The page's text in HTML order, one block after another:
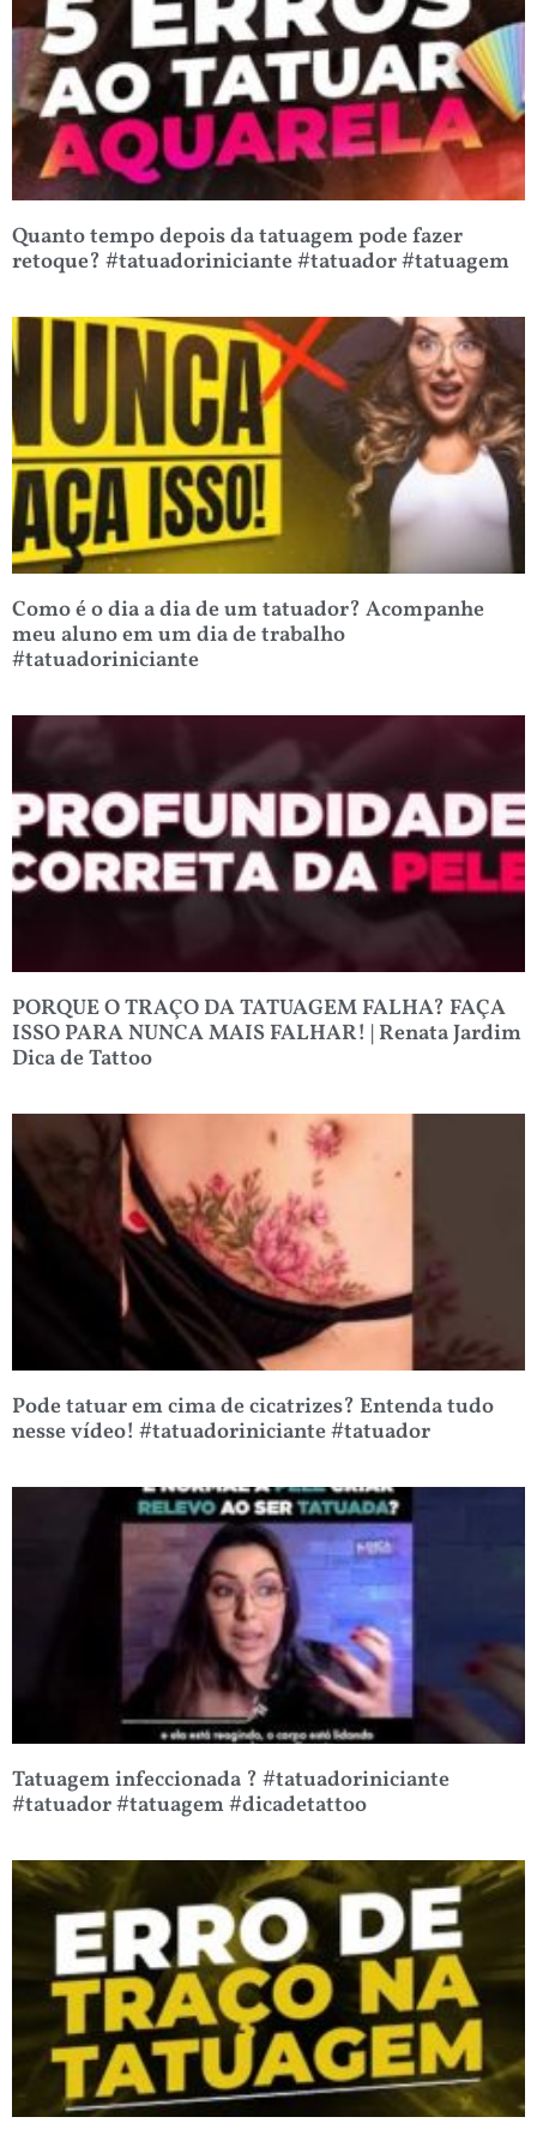
Quanto tempo depois da tatuagem pode fazer
retoque? #tatuadoriniciante #tatuador #tatuagem
Como é o dia a dia de um tatuador? Acompanhe
meu aluno em um dia de trabalho
#tatuadoriniciante
PORQUE O TRAÇO DA TATUAGEM FALHA? FAÇA
ISSO PARA NUNCA MAIS FALHAR! | Renata Jardim
Dica de Tattoo
Pode tatuar em cima de cicatrizes? Entenda tudo
nesse vídeo! #tatuadoriniciante #tatuador
Tatuagem infeccionada ? #tatuadoriniciante
#tatuador #tatuagem #dicadetattoo